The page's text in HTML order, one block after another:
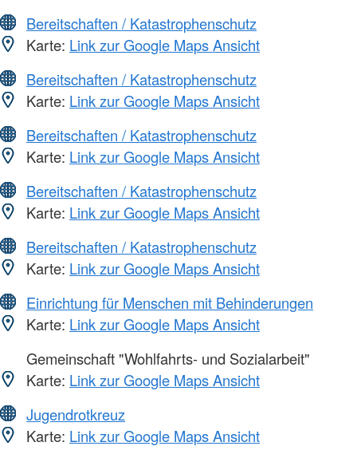
Bereitschaften / Katastrophenschutz
Karte: Link zur Google Maps Ansicht
Bereitschaften / Katastrophenschutz
Karte: Link zur Google Maps Ansicht
Bereitschaften / Katastrophenschutz
Karte: Link zur Google Maps Ansicht
Bereitschaften / Katastrophenschutz
Karte: Link zur Google Maps Ansicht
Bereitschaften / Katastrophenschutz
Karte: Link zur Google Maps Ansicht
Einrichtung für Menschen mit Behinderungen
Karte: Link zur Google Maps Ansicht
Gemeinschaft "Wohlfahrts- und Sozialarbeit"
Karte: Link zur Google Maps Ansicht
Jugendrotkreuz
Karte: Link zur Google Maps Ansicht